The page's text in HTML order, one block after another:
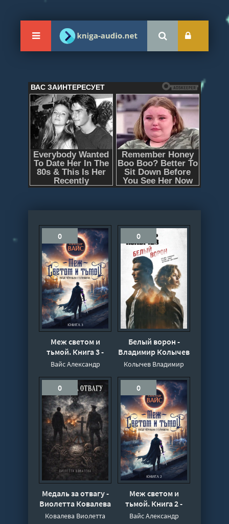
0
Меж светом и
тьмой. Книга 3 -
Александр Вайс
Вайс Александр
0
Белый ворон -
Владимир Колычев
Колычев Владимир
0
Медаль за отвагу -
Виолетта Ковалева
Ковалева Виолетта
0
Меж светом и
тьмой. Книга 2 -
Александр Вайс
Вайс Александр